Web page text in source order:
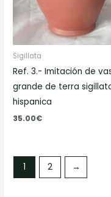
Sigillata
Ref. 3.- Imitación de
grande de terra
hispanica
35.00€
1 2 →